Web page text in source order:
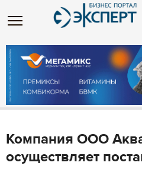
Компания ООО
осуществляет